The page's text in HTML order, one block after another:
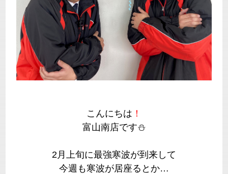
こんにちは ！
富山南店です⛄
2月上旬に最強寒波が到来して
今週も寒波が居座るとか…